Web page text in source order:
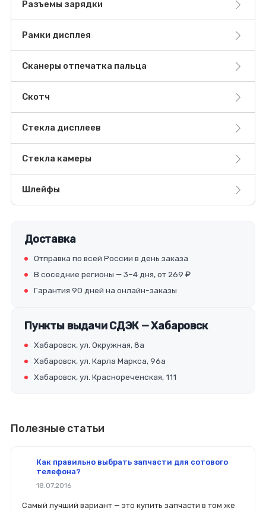
Разъемы зарядки
Рамки дисплея
Сканеры отпечатка пальца
Скотч
Стекла дисплеев
Стекла камеры
Шлейфы
Доставка
Отправка по всей России в день заказа
В соседние регионы — 3–4 дня, от 269 ₽
Гарантия 90 дней на онлайн-заказы
Пункты выдачи СДЭК — Хабаровск
Хабаровск, ул. Окружная, 8а
Хабаровск, ул. Карла Маркса, 96а
Хабаровск, ул. Краснореченская, 111
Полезные статьи
Как правильно выбрать запчасти для сотового
телефона?
18.07.2016
Самый лучший вариант — это купить запчасти в том же